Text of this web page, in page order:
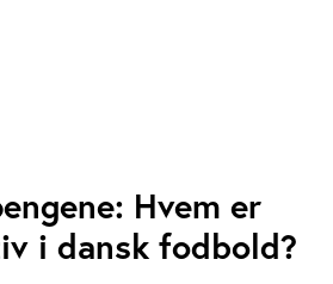
Hvem er
i dansk fodbold?